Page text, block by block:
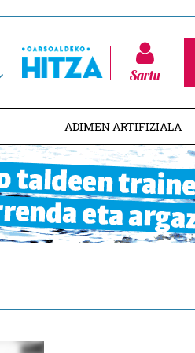
Sartu
ADIMEN ARTIFIZIALA